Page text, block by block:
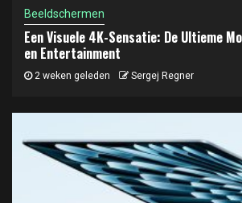
Beeldschermen
Een Visuele 4K-Sensatie: De Ultieme
en Entertainment
2 weken geleden Sergej Regner